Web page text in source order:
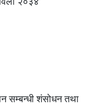
सम्बन्धी शंसोधन तथा